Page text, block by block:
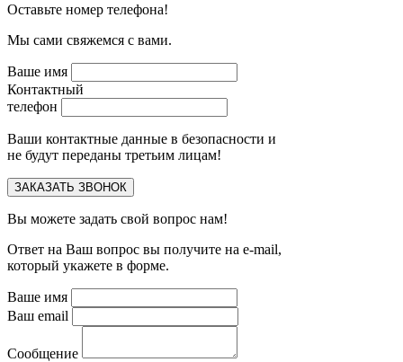
Оставьте номер телефона!
Мы сами свяжемся с вами.
Ваше имя
Контактный
телефон
Ваши контактные данные в безопасности и
не будут переданы третьим лицам!
Вы можете задать свой вопрос нам!
Ответ на Ваш вопрос вы получите на e-mail,
который укажете в форме.
Ваше имя
Ваш email
Сообщение